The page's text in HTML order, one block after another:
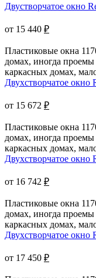
Двустворчатое окно
от 15 440 ₽
Пластиковые окна
домах, иногда проемы
каркасных домах,
Двухстворчатое окно
от 15 672 ₽
Пластиковые окна
домах, иногда проемы
каркасных домах,
Двухстворчатое окно
от 16 742 ₽
Пластиковые окна
домах, иногда проемы
каркасных домах,
Двухстворчатое окно
от 17 450 ₽